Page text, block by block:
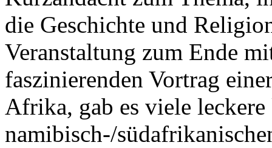
die Geschichte und
Veranstaltung zum Ende
faszinierenden Vortrag
Afrika, gab es viele
namibisch-/